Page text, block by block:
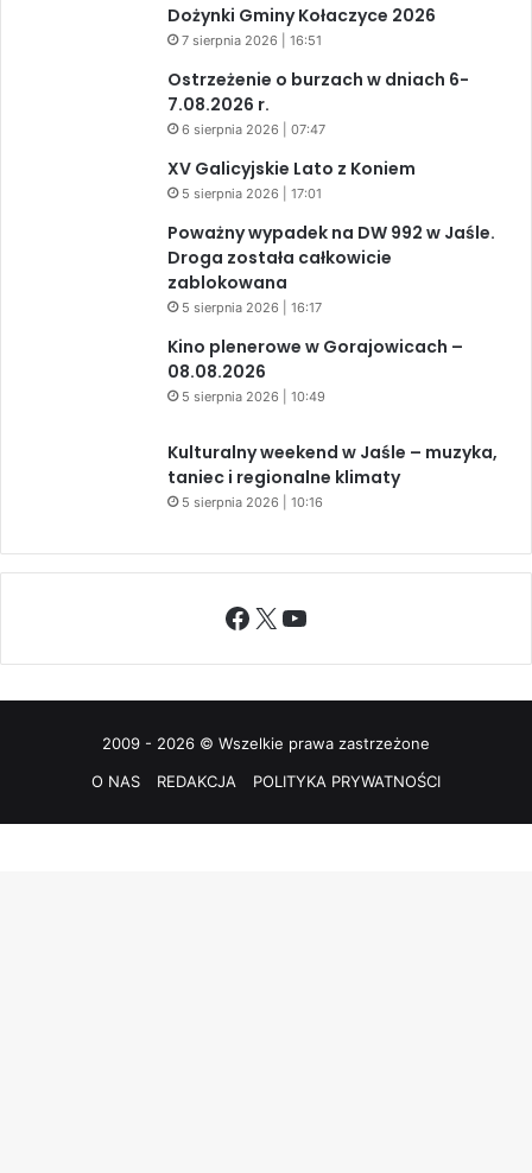
Dożynki Gminy Kołaczyce 2026
7 sierpnia 2026 | 16:51
Ostrzeżenie o burzach w dniach 6-
7.08.2026 r.
6 sierpnia 2026 | 07:47
XV Galicyjskie Lato z Koniem
5 sierpnia 2026 | 17:01
Poważny wypadek na DW 992 w Jaśle.
Droga została całkowicie
zablokowana
5 sierpnia 2026 | 16:17
Kino plenerowe w Gorajowicach –
08.08.2026
5 sierpnia 2026 | 10:49
Kulturalny weekend w Jaśle – muzyka,
taniec i regionalne klimaty
5 sierpnia 2026 | 10:16
Facebook
X YouTube
2009 - 2026 © Wszelkie prawa zastrzeżone
O NAS
REDAKCJA POLITYKA PRYWATNOŚCI